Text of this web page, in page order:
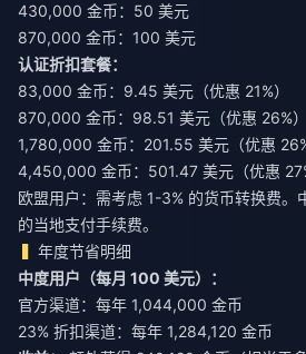
430,000 金币：50 美元
870,000 金币：100 美元
认证折扣套餐：
83,000 金币：9.45 美元（优惠 21%）
870,000 金币：98.51 美元（优惠 26%）
1,780,000 金币：201.55 美元（优惠 26%
4,450,000 金币：501.47 美元（优惠
欧盟用户：需考虑 1-3% 的货币转换费
的当地支付手续费。
年度节省明细
中度用户（每月 100 美元）：
官方渠道：每年 1,044,000 金币
23% 折扣渠道：每年 1,284,120 金币